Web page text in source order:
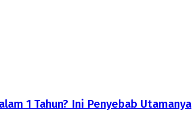
1 Tahun? Ini Penyebab Utamanya